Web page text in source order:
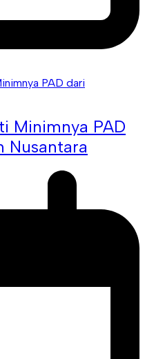
Minimnya PAD
Nusantara